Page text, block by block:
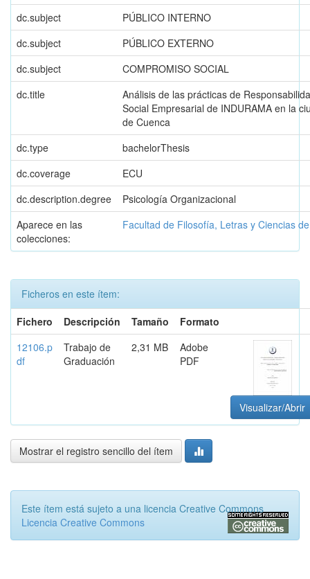
dc.subject
PÚBLICO INTERNO
dc.subject
PÚBLICO EXTERNO
dc.subject
COMPROMISO SOCIAL
dc.title
Análisis de las prácticas de
Social Empresarial de INDURAMA en la
de Cuenca
dc.type
bachelorThesis
dc.coverage
ECU
dc.description.degree
Psicología Organizacional
Aparece en las
colecciones:
Facultad de Filosofía, Letras y Ciencias
Ficheros en este ítem:
Fichero
Descripción Tamaño
Formato
12106.p
df
Trabajo de
Graduación
2,31 MB
Adobe
PDF
Visualizar/Abrir
Mostrar el registro sencillo del ítem
Este ítem está sujeto a una licencia Creative Commons
Licencia Creative Commons